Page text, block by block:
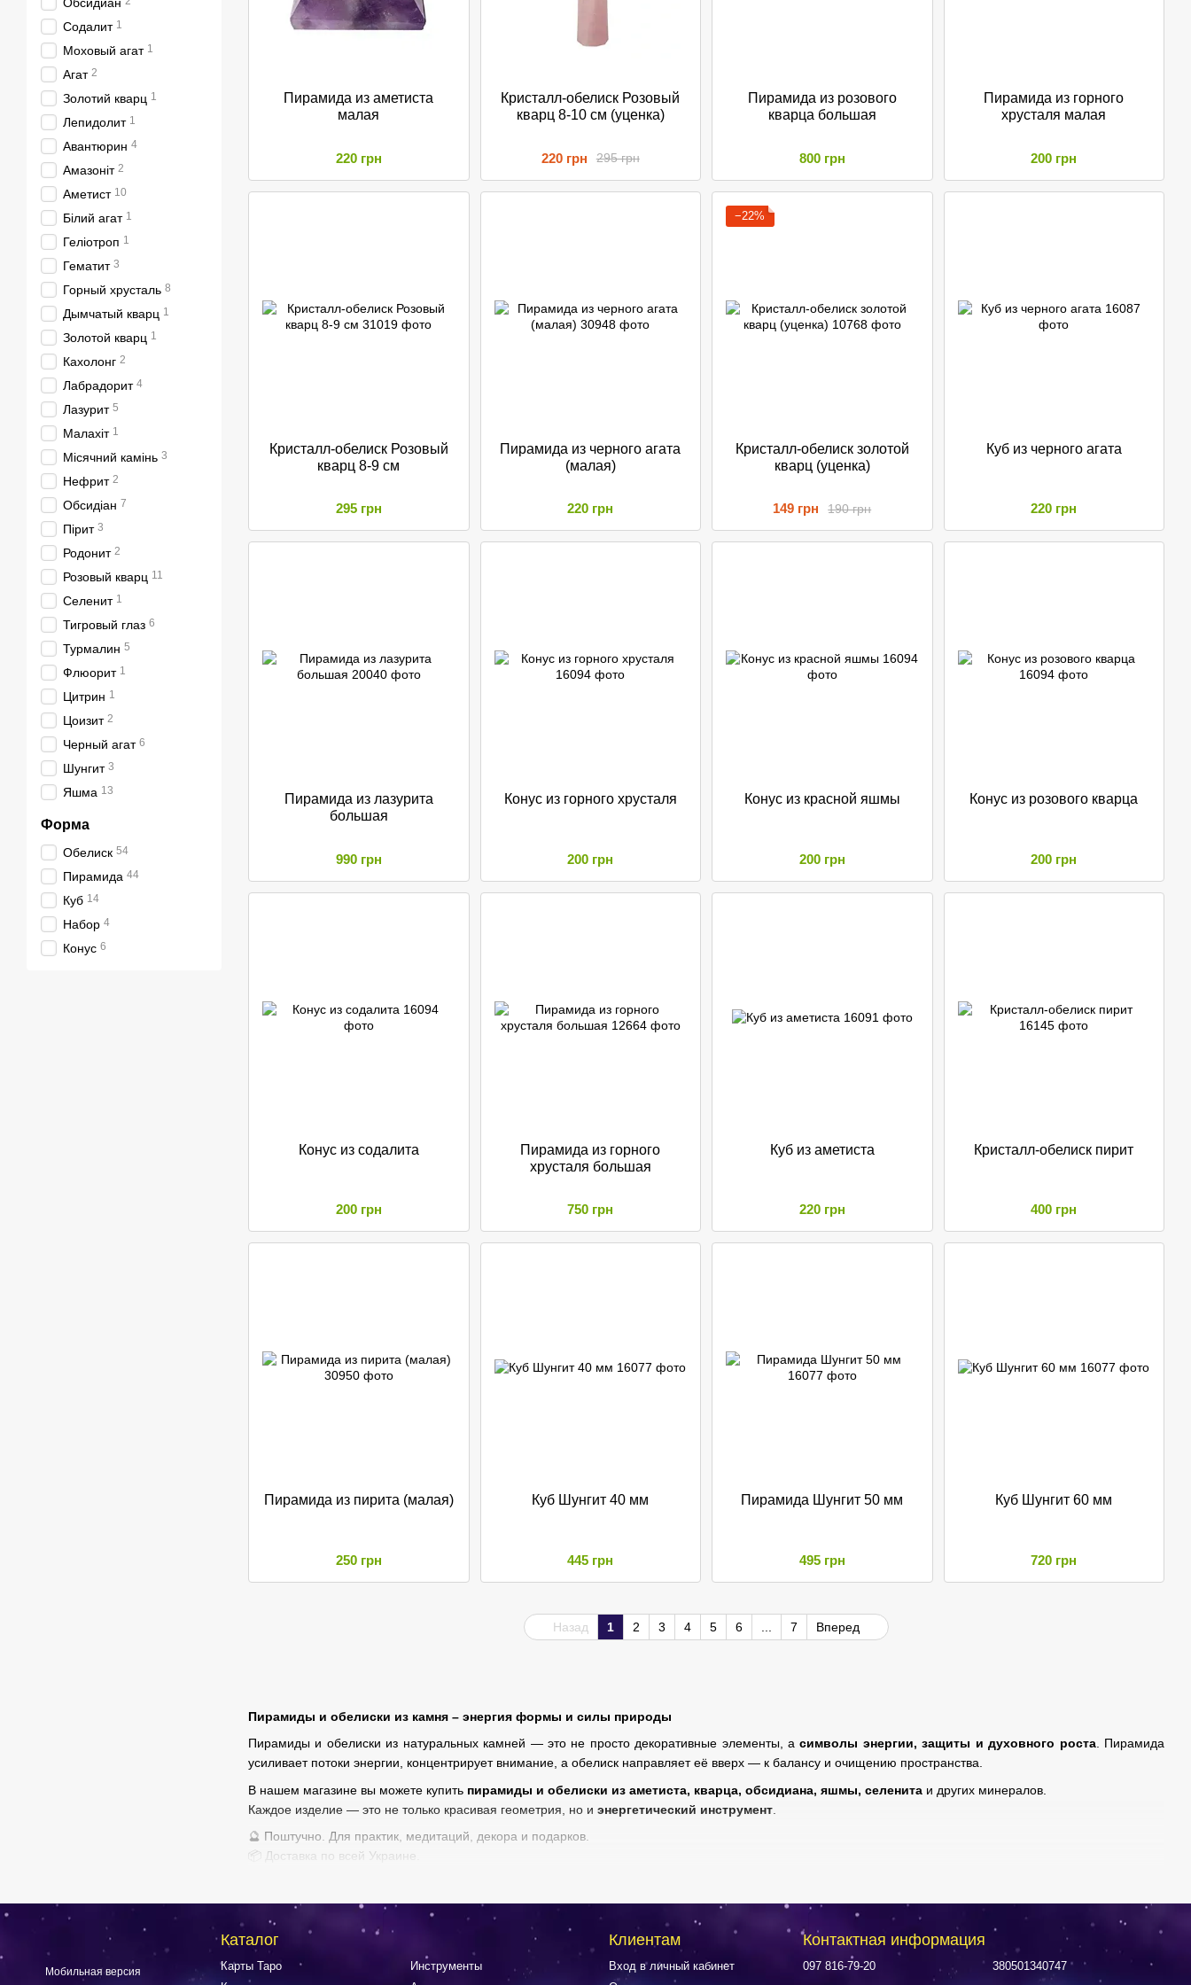
Пирамиды и обелиски из камня – энергия формы и силы природы
Пирамиды и обелиски из натуральных камней — это не просто декоративные элементы, асимволы энергии, защиты и духовного роста. Пирамида
усиливает потоки энергии, концентрирует внимание, а обелиск направляет её вверх — к балансу и очищению пространства.
В нашем магазине вы можете купить пирамиды и обелиски из аметиста, кварца, обсидиана, яшмы, селенита и других минералов.
Каждое изделие — это не только красивая геометрия, но и энергетический инструмент
🔮 Поштучно. Для практик, медитаций, декора и подарков.
📦 Доставка по всей Украине.
Пирамида из аметиста
малая
220 грн
Кристалл-обелиск Розовый
кварц 8-10 см (уценка)
295 грн
220 грн
Пирамида из розового
кварца большая
800 грн
Пирамида из горного
хрусталя малая
200 грн
Кристалл-обелиск Розовый
кварц 8-9 см
295 грн
Пирамида из черного агата
(малая)
220 грн
−22%
Кристалл-обелиск золотой
кварц (уценка)
190 грн
149 грн
Куб из черного агата
220 грн
Пирамида из лазурита
большая
990 грн
Конус из горного хрусталя
200 грн
Конус из красной яшмы
200 грн
Конус из розового кварца
200 грн
Конус из содалита
200 грн
Пирамида из горного
хрусталя большая
750 грн
Куб из аметиста
220 грн
Кристалл-обелиск пирит
400 грн
Пирамида из пирита (малая)
250 грн
Куб Шунгит 40 мм
445 грн
Пирамида Шунгит 50 мм
495 грн
Куб Шунгит 60 мм
720 грн
Назад 1 2 3 4 5 6 7 Вперед
Содалит 1
Моховый агат 1
Агат 2
Золотий кварц 1
Лепидолит 1
Авантюрин 4
Амазоніт 2
Аметист 10
Білий агат 1
Геліотроп 1
Гематит 3
Горный хрусталь 8
Дымчатый кварц 1
Золотой кварц 1
Кахолонг 2
Лабрадорит 4
Лазурит 5
Малахіт 1
Місячний камінь 3
Нефрит 2
Обсидіан 7
Пірит 3
Родонит 2
Розовый кварц 11
Селенит 1
Тигровый глаз 6
Турмалин 5
Флюорит 1
Цитрин 1
Цоизит 2
Черный агат 6
Шунгит 3
Яшма 13
Форма
Обелиск 54
Пирамида 44
Куб 14
Набор 4
Конус 6
Мобильная версия
Каталог
Карты Таро
Инструменты
Клиентам
Вход в личный кабинет
Контактная информация
097 816-79-20
380501340747